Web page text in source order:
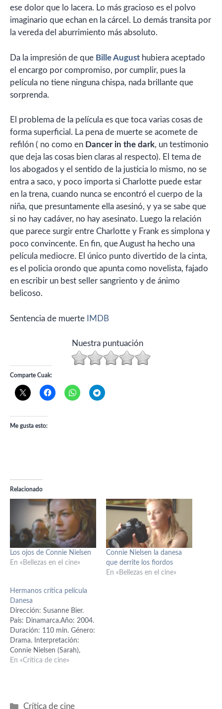
ese dolor que lo lacera. Lo más gracioso es el polvo
imaginario que echan en la cárcel. Lo demás transita por
la vereda del aburrimiento más absoluto.
Da la impresión de que Bille August hubiera aceptado
el encargo por compromiso, por cumplir, pues la
película no tiene ninguna chispa, nada brillante que
sorprenda.
El problema de la película es que toca varias cosas de
forma superficial. La pena de muerte se acomete de
refilón ( no como en Dancer in the dark, un testimonio
que deja las cosas bien claras al respecto). El tema de
los abogados y el sentido de la justicia lo mismo, no se
entra a saco, y poco importa si Charlotte puede estar
en la trena, cuando nunca se encontró el cuerpo de la
niña, que presuntamente ella asesinó, y ya se sabe que
si no hay cadáver, no hay asesinato. Luego la relación
que parece surgir entre Charlotte y Frank es simplona y
poco convincente. En fin, que August ha hecho una
película mediocre. El único punto divertido de la cinta,
es el policia orondo que apunta como novelista, fajado
en escribir un best seller sangriento y de ánimo
belicoso.
Sentencia de muerte IMDB
Nuestra puntuación
Comparte Cuak:
Me gusta esto:
Relacionado
Los ojos de Connie Nielsen
En «Bellezas en el cine»
Connie Nielsen la danesa
que derrite los fiordos
En «Bellezas en el cine»
Hermanos crítica película
Danesa
Dirección: Susanne Bier.
País: Dinamarca.Año: 2004.
Duración: 110 min. Género:
Drama. Interpretación:
Connie Nielsen (Sarah),
Ulrich Thomsen (Michael),
En «Crítica de cine»
Categorías
Crítica de cine